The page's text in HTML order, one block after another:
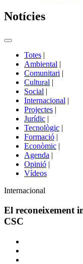
Notícies
Commutador
portals
Totes |
Ambiental |
Comunitari |
Cultural |
Social |
Internacional |
Projectes |
Jurídic |
Tecnològic |
Formació |
Econòmic |
Agenda |
Opinió |
Vídeos
Àmbit
la
notícia
Internacional
El reconeixement
CSC
Comparteix